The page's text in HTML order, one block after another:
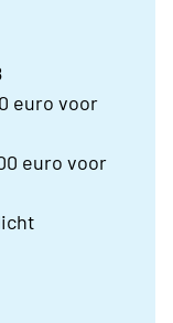
euro voor
euro voor